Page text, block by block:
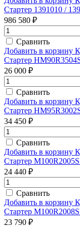
Стартер 1391010 /
986 580 ₽
Сравнить
Добавить в корзину
Стартер
26 000 ₽
Сравнить
Добавить в корзину
Стартер
34 450 ₽
Сравнить
Добавить в корзину
Стартер
24 440 ₽
Сравнить
Добавить в корзину
Стартер
23 790 ₽